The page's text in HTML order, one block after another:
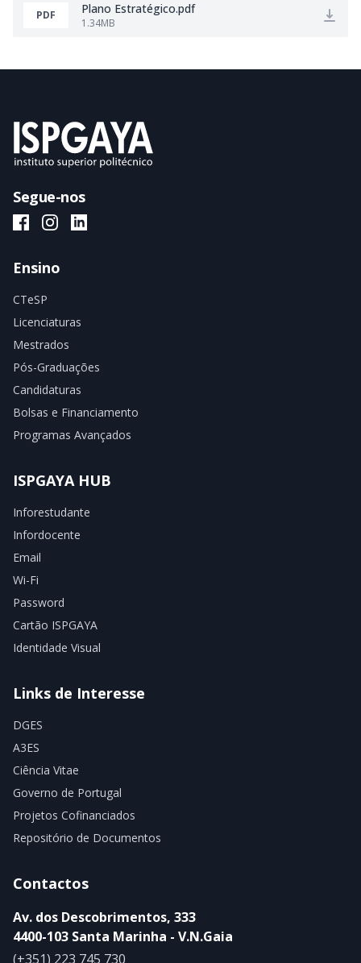
PDF Plano Estratégico.pdf
1.34MB
Segue-nos
ISPGAYA Facebook
ISPGAYA Instagram
ISPGAYA LinkedIn
Ensino
CTeSP
Licenciaturas
Mestrados
Pós-Graduações
Candidaturas
Bolsas e Financiamento
Programas Avançados
ISPGAYA HUB
Inforestudante
Infordocente
Email
Wi-Fi
Password
Cartão ISPGAYA
Identidade Visual
Links de Interesse
DGES
A3ES
Ciência Vitae
Governo de Portugal
Projetos Cofinanciados
Repositório de Documentos
Contactos
Av. dos Descobrimentos, 333
4400-103 Santa Marinha - V.N.Gaia
(+351) 223 745 730